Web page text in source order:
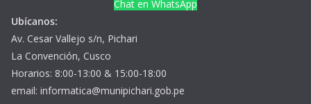
Chat en WhatsApp
Ubícanos:
Av. Cesar Vallejo s/n, Pichari
La Convención, Cusco
Horarios: 8:00-13:00 & 15:00-18:00
email: informatica@munipichari.gob.pe